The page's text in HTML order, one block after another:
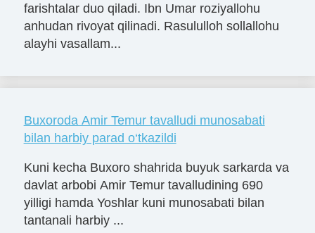
farishtalar duo qiladi. Ibn Umar roziyallohu
anhudan rivoyat qilinadi. Rasululloh sollallohu
alayhi vasallam...
Buxoroda Amir Temur tavalludi munosabati
bilan harbiy parad o‘tkazildi
Kuni kecha Buxoro shahrida buyuk sarkarda va
davlat arbobi Amir Temur tavalludining 690
yilligi hamda Yoshlar kuni munosabati bilan
tantanali harbiy ...